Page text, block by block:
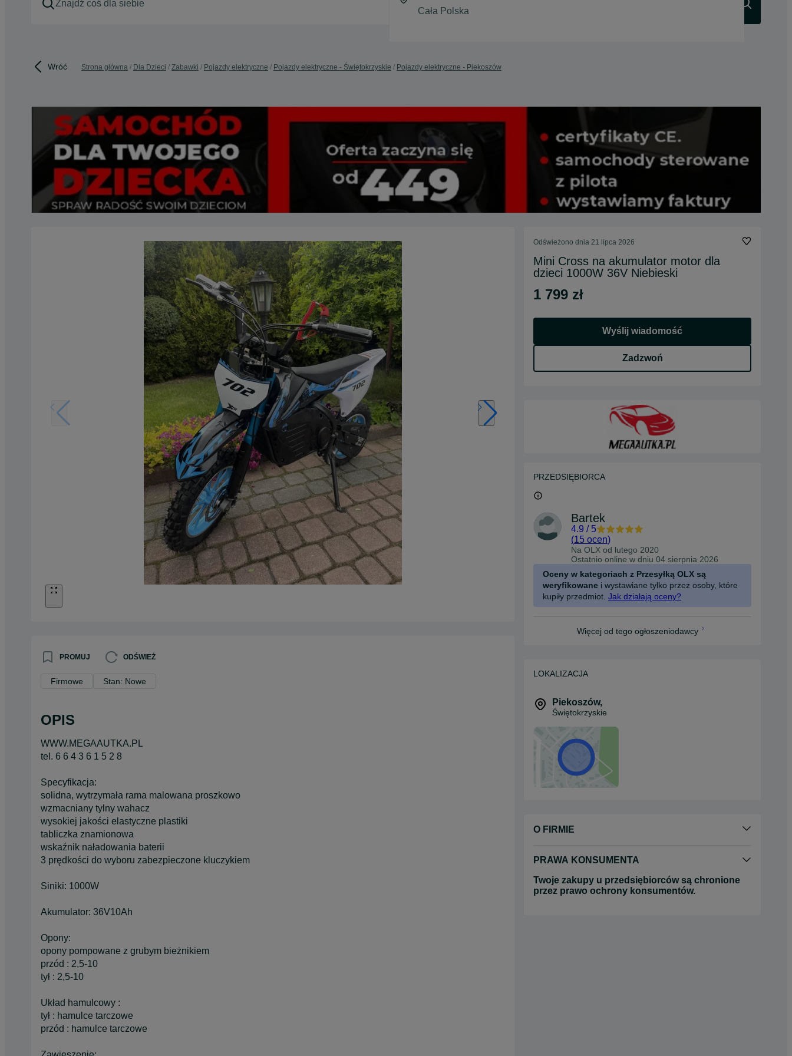
Wróć Strona główna Dla Dzieci Zabawki Pojazdy elektryczne Pojazdy elektryczne - Świętokrzyskie Pojazdy elektryczne - Piekoszów
PROMUJ ODŚWIEŻ
Firmowe Stan: Nowe
OPIS
WWW.MEGAAUTKA.PL
tel. 6 6 4 3 6 1 5 2 8
Specyfikacja:
solidna, wytrzymała rama malowana proszkowo
wzmacniany tylny wahacz
wysokiej jakości elastyczne plastiki
tabliczka znamionowa
wskaźnik naładowania baterii
3 prędkości do wyboru zabezpieczone kluczykiem
Siniki: 1000W
Akumulator: 36V10Ah
Opony:
opony pompowane z grubym bieżnikiem
przód : 2,5-10
tył : 2,5-10
Układ hamulcowy :
tył : hamulce tarczowe
przód : hamulce tarczowe
Odświeżono dnia 21 lipca 2026
Mini Cross na akumulator motor dla
dzieci 1000W 36V Niebieski
1 799 zł
Wyślij wiadomość
Zadzwoń
PRZEDSIĘBIORCA
Bartek
4.9 / 5
(15 ocen)
Na OLX od lutego 2020
Ostatnio online w dniu 04 sierpnia 2026
Oceny w kategoriach z Przesyłką OLX są
weryfikowane i wystawiane tylko przez osoby, które
kupiły przedmiot. Jak działają oceny?
Więcej od tego ogłoszeniodawcy
LOKALIZACJA
Piekoszów,
Świętokrzyskie
O FIRMIE
PRAWA KONSUMENTA
Twoje zakupy u przedsiębiorców są chronione
przez prawo ochrony konsumentów.